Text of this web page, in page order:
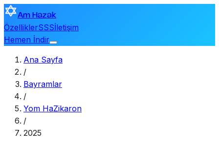
Am Hazak
ÖzelliklerSSSİletişim
Hemen İndir
Ana Sayfa
/
Bayramlar
/
Yom HaZikaron
/
2025